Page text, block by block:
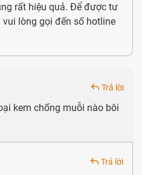
rất hiệu quả. Để được tư
lòng gọi đến số hotline
Trả lời
kem chống muỗi nào bôi
Trả lời